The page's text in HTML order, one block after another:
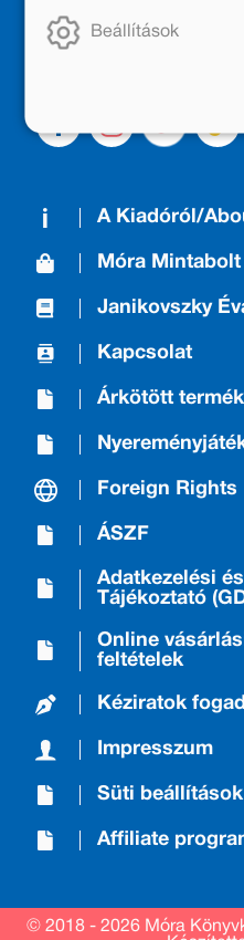
szerető felnőttek lettek,
következő nemzedéknek.
A Kiadóról/
Móra Mintabolt
Janikovszky
Kapcsolat
Árkötött
Foreign Rights
ÁSZF
Adatkezelési
Tájékoztató
Online
feltételek
Kéziratok
Impresszum
Süti beállítások
Affiliate
© 2018 - 2026 Móra
Beállítások